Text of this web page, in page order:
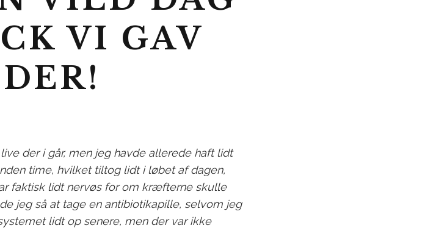
VI GAV
der i går, men jeg havde allerede haft lidt
time, hvilket tiltog lidt i løbet af dagen,
faktisk lidt nervøs for om kræfterne skulle
jeg så at tage en antibiotikapille, selvom jeg
lidt op senere, men der var ikke